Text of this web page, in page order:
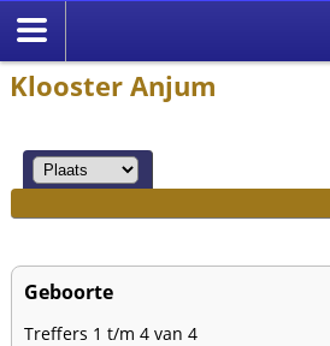
Klooster Anjum
Geboorte
Treffers 1 t/m 4 van 4